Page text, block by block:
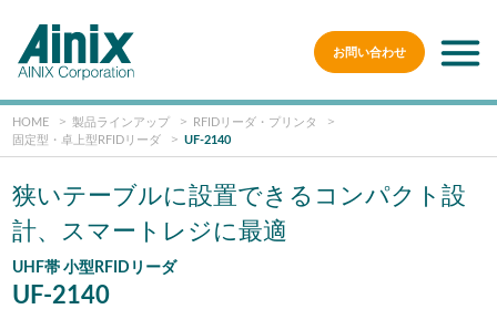
お問い合わせ
HOME 製品ラインアップ
RFIDリーダ・プリンタ
固定型・卓上型RFIDリーダ
UF-2140
狭いテーブルに設置できるコンパクト設
計、スマートレジに最適
UHF帯 小型RFIDリーダ
UF-2140